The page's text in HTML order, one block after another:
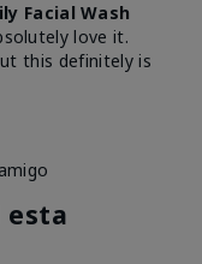
Facial Wash
love it.
this definitely is